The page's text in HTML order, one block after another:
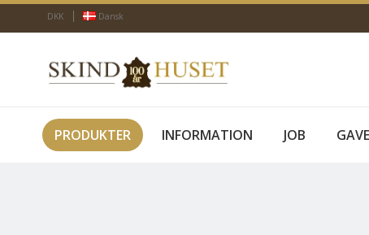
DKK Dansk
PRODUKTER INFORMATION JOB